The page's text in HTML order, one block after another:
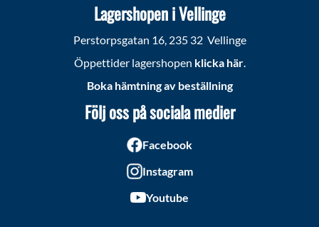
Lagershopen i Vellinge
Perstorpsgatan 16, 235 32 Vellinge
Öppettider lagershopen klicka här.
Boka hämtning av beställning
Följ oss på sociala medier
Facebook
Instagram
Youtube